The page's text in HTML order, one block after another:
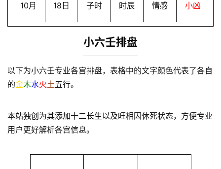
10月 18日 子时 时辰 情感 小凶
小六壬排盘
以下为小六壬专业各宫排盘，表格中的文字颜色代表了各自
的金木水火土五行。
本站独创为其添加十二长生以及旺相囚休死状态，方便专业
用户更好解析各宫信息。